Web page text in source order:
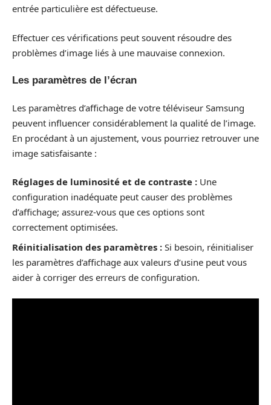
entrée particulière est défectueuse.
Effectuer ces vérifications peut souvent résoudre des
problèmes d’image liés à une mauvaise connexion.
Les paramètres de l’écran
Les paramètres d’affichage de votre téléviseur Samsung
peuvent influencer considérablement la qualité de l’image.
En procédant à un ajustement, vous pourriez retrouver une
image satisfaisante :
Réglages de luminosité et de contraste : Une
configuration inadéquate peut causer des problèmes
d’affichage; assurez-vous que ces options sont
correctement optimisées.
Réinitialisation des paramètres : Si besoin, réinitialiser
les paramètres d’affichage aux valeurs d’usine peut vous
aider à corriger des erreurs de configuration.